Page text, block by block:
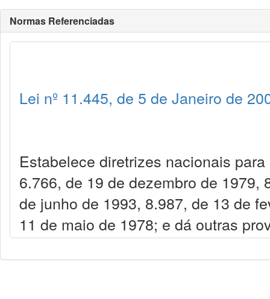
Normas Referenciadas
Lei nº 11.445, de 5 de Janeiro de
Estabelece diretrizes nacionais
6.766, de 19 de dezembro de 1979,
de junho de 1993, 8.987, de 13 de
11 de maio de 1978; e dá outras